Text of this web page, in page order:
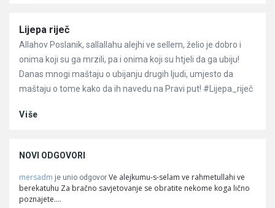
Članci
Lijepa riječ
Allahov Poslanik, sallallahu alejhi ve sellem, želio je dobro i
onima koji su ga mrzili, pa i onima koji su htjeli da ga ubiju!
Danas mnogi maštaju o ubijanju drugih ljudi, umjesto da
maštaju o tome kako da ih navedu na Pravi put! #Lijepa_riječ
Više
NOVI ODGOVORI
mersadm je unio odgovor Ve alejkumu-s-selam ve rahmetullahi ve
berekatuhu Za bračno savjetovanje se obratite nekome koga lično
poznajete.…